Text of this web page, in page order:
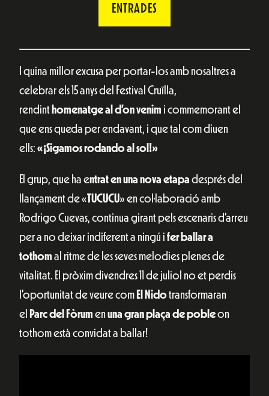
ENTRADES
I quina millor excusa per portar-los amb nosaltres a
celebrar els 15 anys del Festival Cruïlla,
rendint homenatge al d’on venim i commemorant el
que ens queda per endavant, i que tal com diuen
ells: «¡Sigamos rodando al sol!»
El grup, que ha entrat en una nova etapa després del
llançament de «TUCUCU» en col·laboració amb
Rodrigo Cuevas, continua girant pels escenaris d’arreu
per a no deixar indiferent a ningú i fer ballara
tothom al ritme de les seves melodies plenes de
vitalitat. El pròxim divendres 11 de juliol no et perdis
l’oportunitat de veure com El Nidotransformaran
el Parc del Fòrum enuna gran plaça de pobleon
tothom està convidat a ballar!